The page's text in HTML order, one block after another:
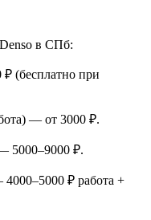
в СПб:
(бесплатно при
— от 3000 ₽.
5000–9000 ₽.
4000–5000 ₽ работа +